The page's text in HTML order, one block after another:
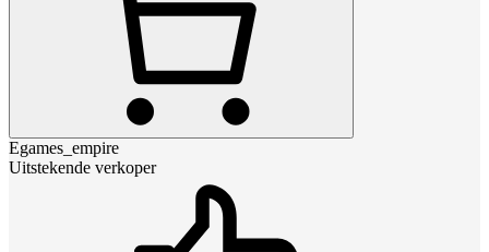
Egames_empire
Uitstekende verkoper